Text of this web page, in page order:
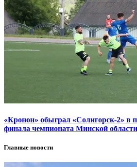
«Кронон» обыграл «Солигорск-2» в
финала чемпионата Минской области
Главные новости